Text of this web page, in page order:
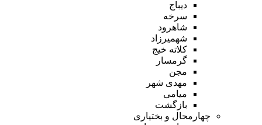
دیباج
سرخه
شاهرود
شهمیرزاد
کلاته خیج
گرمسار
مجن
مهدی شهر
میامی
بازگشت
چهارمحال و بختیاری